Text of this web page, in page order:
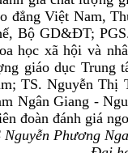
đẳng Việt Nam,
Bộ GD&ĐT;
học xã hội và
giáo dục Trung
TS. Nguyễn Thị
Ngân Giang -
đoàn đánh giá
Nguyễn Phương